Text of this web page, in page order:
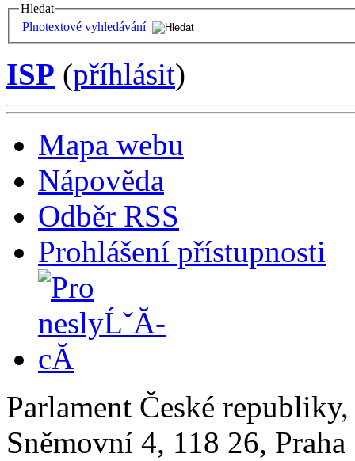
Hledat
Plnotextové vyhledávání
ISP (příhlásit)
Mapa webu
Nápověda
Odběr RSS
Prohlášení přístupnosti
Parlament České
Sněmovní 4, 118 26,